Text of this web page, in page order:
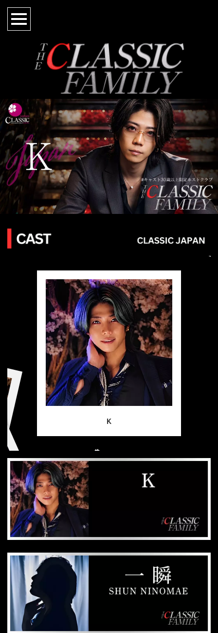
K
維吹 龍 Ryu Ibuki
左京和虎 Kazutora Sakyo
智也 Tomoya
国士 Kokushi
るい Rui
天羽麗纏 Reima Amo
東城 Tojo
たつや Tatsuya
政宗 Masamune
ゆうや Yuya
樹 Natsuki
そら Sora
たくみ Takumi
とーま Toma
創業者 わちさん。